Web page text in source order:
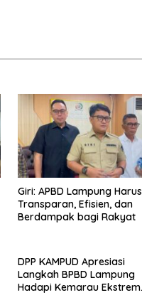
Giri: APBD Lampung Harus
Transparan, Efisien, dan
Berdampak bagi Rakyat
DPP KAMPUD Apresiasi
Langkah BPBD Lampung
Hadapi Kemarau Ekstrem